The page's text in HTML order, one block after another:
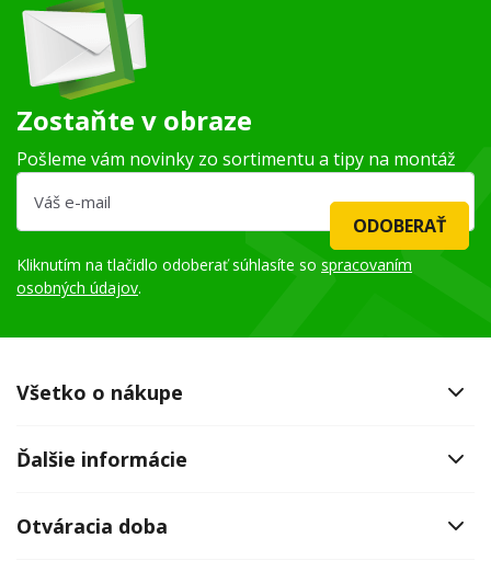
Zostaňte v obraze
Pošleme vám novinky zo sortimentu a tipy na montáž
ODOBERAŤ
Kliknutím na tlačidlo odoberať súhlasíte so spracovaním
osobných údajov.
Všetko o nákupe
Ďalšie informácie
Otváracia doba